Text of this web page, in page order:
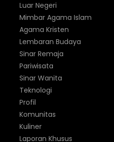
Luar Negeri
Mimbar Agama Islam
Agama Kristen
Lembaran Budaya
Sinar Remaja
Pariwisata
Sinar Wanita
Teknologi
Profil
Komunitas
Kuliner
Laporan Khusus